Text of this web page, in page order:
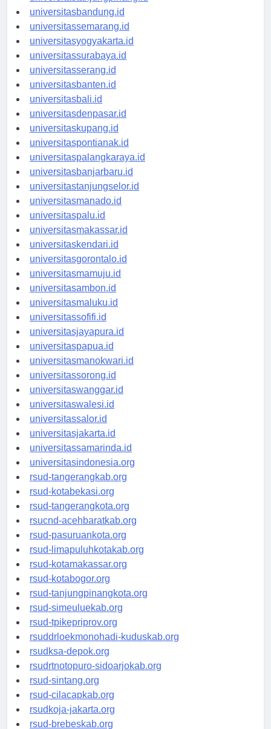
universitastanjungpinang.id
universitasbandung.id
universitassemarang.id
universitasyogyakarta.id
universitassurabaya.id
universitasserang.id
universitasbanten.id
universitasbali.id
universitasdenpasar.id
universitaskupang.id
universitaspontianak.id
universitaspalangkaraya.id
universitasbanjarbaru.id
universitastanjungselor.id
universitasmanado.id
universitaspalu.id
universitasmakassar.id
universitaskendari.id
universitasgorontalo.id
universitasmamuju.id
universitasambon.id
universitasmaluku.id
universitassofifi.id
universitasjayapura.id
universitaspapua.id
universitasmanokwari.id
universitassorong.id
universitaswanggar.id
universitaswalesi.id
universitassalor.id
universitasjakarta.id
universitassamarinda.id
universitasindonesia.org
rsud-tangerangkab.org
rsud-kotabekasi.org
rsud-tangerangkota.org
rsucnd-acehbaratkab.org
rsud-pasuruankota.org
rsud-limapuluhkotakab.org
rsud-kotamakassar.org
rsud-kotabogor.org
rsud-tanjungpinangkota.org
rsud-simeuluekab.org
rsud-tpikepriprov.org
rsuddrloekmonohadi-kuduskab.org
rsudksa-depok.org
rsudrtnotopuro-sidoarjokab.org
rsud-sintang.org
rsud-cilacapkab.org
rsudkoja-jakarta.org